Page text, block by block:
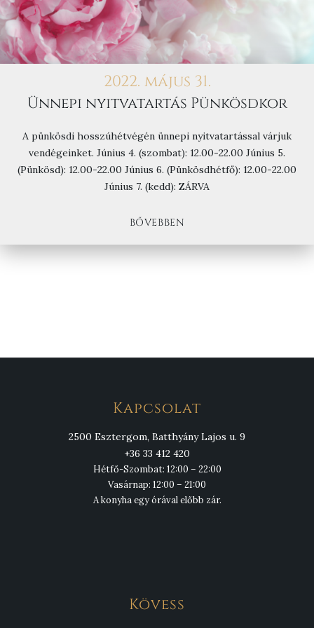
2022. május 31.
Ünnepi nyitvatartás Pünkösdkor
A pünkösdi hosszúhétvégén ünnepi nyitvatartással várjuk
vendégeinket. Június 4. (szombat): 12.00-22.00 Június 5.
(Pünkösd): 12.00-22.00 Június 6. (Pünkösdhétfő): 12.00-22.00
Június 7. (kedd): ZÁRVA
BŐVEBBEN
Kapcsolat
2500 Esztergom, Batthyány Lajos u. 9
+36 33 412 420
Hétfő-Szombat: 12:00 – 22:00
Vasárnap: 12:00 – 21:00
A konyha egy órával előbb zár.
Kövess